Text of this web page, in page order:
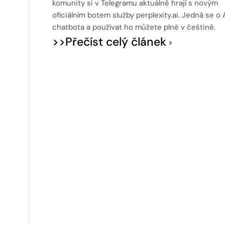
komunity si v Telegramu aktuálně hrají s novým
oficiálním botem služby perplexity.ai. Jedná se o
chatbota a používat ho můžete plně v češtině.
>>Přečíst celý článek